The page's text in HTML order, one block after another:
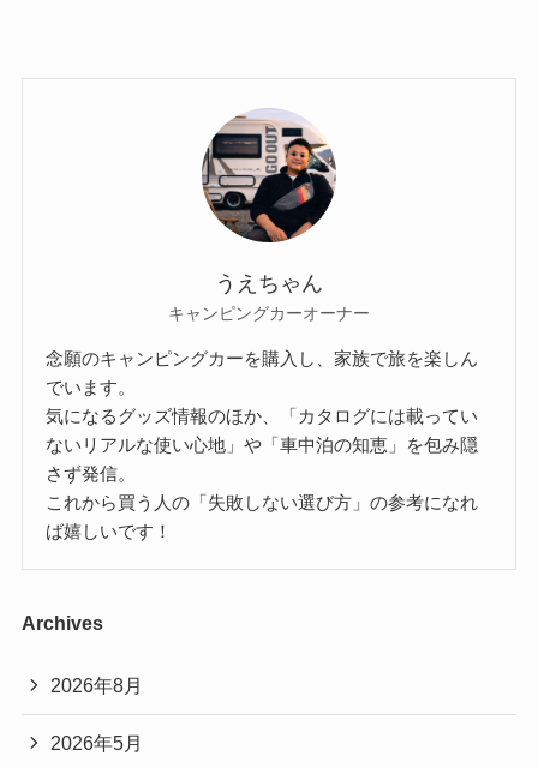
うえちゃん
キャンピングカーオーナー
念願のキャンピングカーを購入し、家族で旅を楽しん
でいます。
気になるグッズ情報のほか、「カタログには載ってい
ないリアルな使い心地」や「車中泊の知恵」を包み隠
さず発信。
これから買う人の「失敗しない選び方」の参考になれ
ば嬉しいです！
Archives
2026年8月
2026年5月